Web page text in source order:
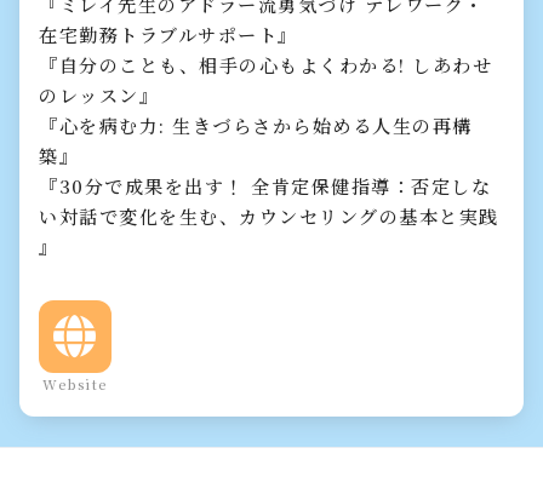
在宅勤務トラブルサポート』
『自分のことも、相手の心もよくわかる! しあわせ
のレッスン』
『心を病む力: 生きづらさから始める人生の再構
築』
『30分で成果を出す！ 全肯定保健指導：否定しな
い対話で変化を生む、カウンセリングの基本と実践
』
Website